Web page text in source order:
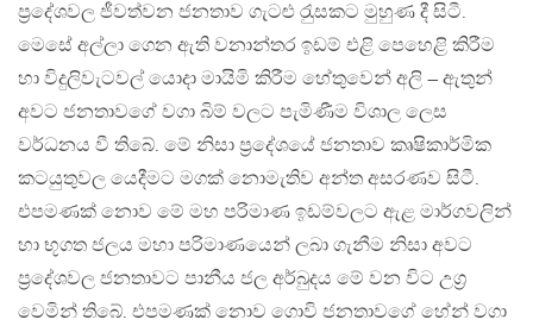
ප‍්‍රදේශවල ජීවත්වන ජනතාව ගැටළු රැුසකට මුහුණ දී සිටී.
මෙසේ අල්ලා ගෙන ඇති වනාන්තර ඉඩම් එළි පෙහෙළි කිරීම
හා විදුලිවැටවල් යොදා මායිමි කිරීම හේතුවෙන් අලි – ඇතුන්
අවට ජනතාවගේ වගා බිම් වලට පැමිණීම විශාල ලෙස
වර්ධනය වී තිබේ. මේ නිසා ප‍්‍රදේශයේ ජනතාව කෘෂිකාර්මික
කටයුතුවල යෙදීමට මගක් නොමැතිව අන්ත අසරණව සිටී.
එපමණක් නොව මේ මහ පරිමාණ ඉඩම්වලට ඇළ මාර්ගවලින්
හා භූගත ජලය මහා පරිමාණයෙන් ලබා ගැනීම නිසා අවට
ප‍්‍රදේශවල ජනතාවට පානීය ජල අර්බුදය මේ වන විට උග‍්‍ර
වෙමින් තිබේ. එපමණක් නොව ගොවි ජනතාවගේ හේන් වගා